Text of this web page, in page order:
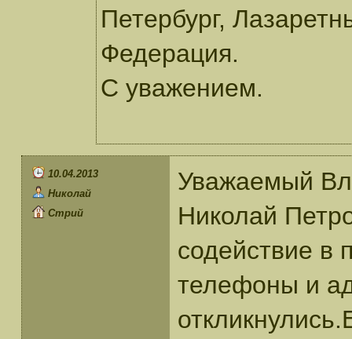
Петербург,
Федерация.
С уважением.
10.04.2013
Николай
Стрий
Уважаемый
Николай
содействие в
телефоны и